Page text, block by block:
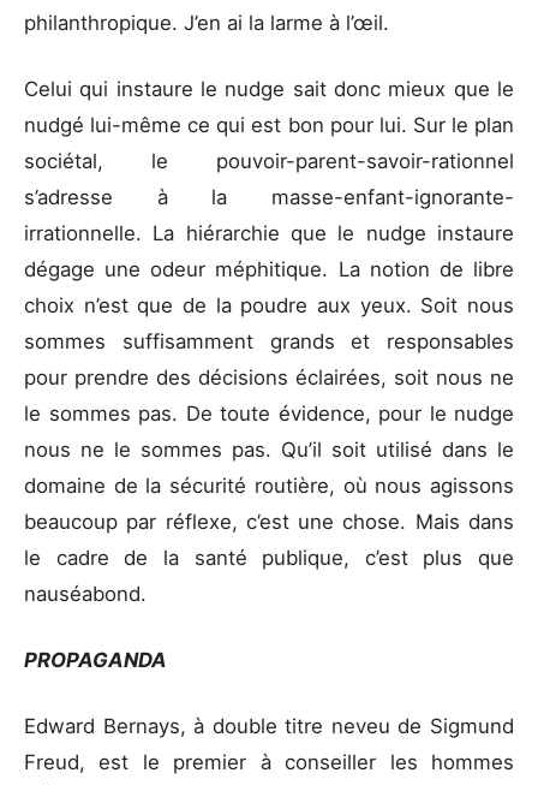
philanthropique. J’en ai la larme à l’œil.
Celui qui instaure le nudge sait donc mieux que le
nudgé lui-même ce qui est bon pour lui. Sur le plan
sociétal, le pouvoir-parent-savoir-rationnel
s’adresse à la masse-enfant-ignorante-
irrationnelle. La hiérarchie que le nudge instaure
dégage une odeur méphitique. La notion de libre
choix n’est que de la poudre aux yeux. Soit nous
sommes suffisamment grands et responsables
pour prendre des décisions éclairées, soit nous ne
le sommes pas. De toute évidence, pour le nudge
nous ne le sommes pas. Qu’il soit utilisé dans le
domaine de la sécurité routière, où nous agissons
beaucoup par réflexe, c’est une chose. Mais dans
le cadre de la santé publique, c’est plus que
nauséabond.
PROPAGANDA
Edward Bernays, à double titre neveu de Sigmund
Freud, est le premier à conseiller les hommes